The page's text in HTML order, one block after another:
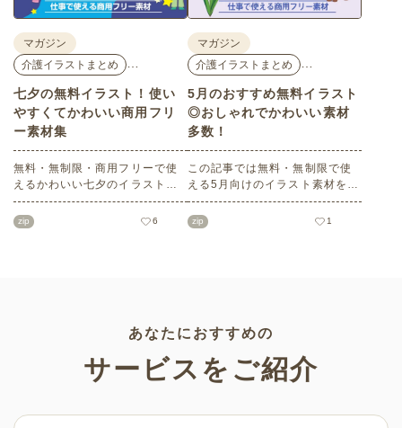
マガジン
介護イラストまとめ
…
七夕の無料イラスト！使い
やすくてかわいい商用フリ
ー素材集
無料・無制限・商用フリーで使
えるかわいい七夕のイラスト素
材をご紹介します。短冊の印刷
用テンプレート、飾り文字、使
zip 6
マガジン
介護イラストまとめ
…
5月のおすすめ無料イラスト
◎おしゃれでかわいい素材
多数！
この記事では無料・無制限で使
える5月向けのイラスト素材を多
数ご紹介します。商用フリーの
可愛くておしゃれなイラスト素
さい！
zip 1
あなたにおすすめの
サービスをご紹介